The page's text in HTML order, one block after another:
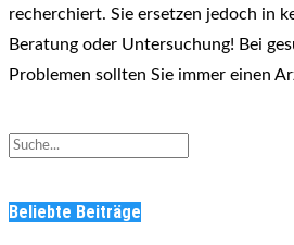
recherchiert. Sie ersetzen jedoch in
Beratung oder Untersuchung! Bei
Problemen sollten Sie immer einen
Beliebte Beiträge